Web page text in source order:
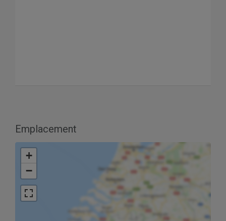
Emplacement
+
−